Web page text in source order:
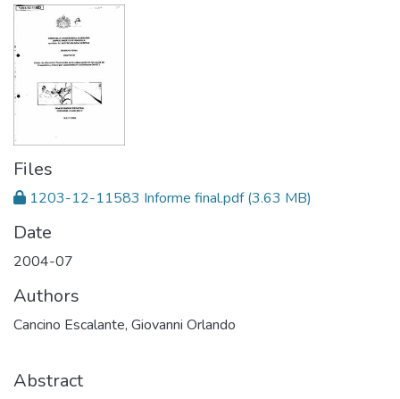
Files
1203-12-11583 Informe final.pdf(3.63 MB)
Date
2004-07
Authors
Cancino Escalante, Giovanni Orlando
Abstract